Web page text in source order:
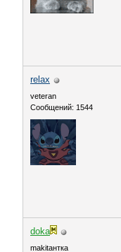
relax
veteran
Сообщений: 1544
doka
makitaнтка